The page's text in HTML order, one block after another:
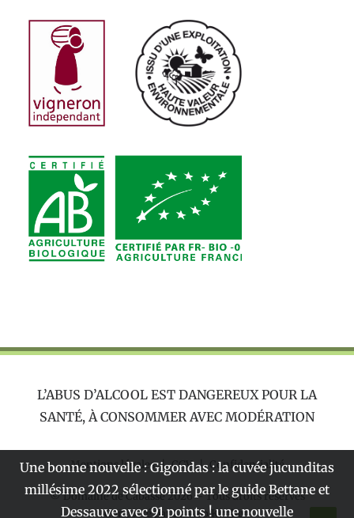
Une bonne nouvelle : Gigondas : la cuvée jucunditas
millésime 2022 sélectionné par le guide Bettane et
Dessauve avec 91 points ! une nouvelle
L’ABUS D’ALCOOL EST DANGEREUX POUR LA
SANTÉ, À CONSOMMER AVEC MODÉRATION
Mentions légales | CGV | Confidentialité
© Domaine de Cabasse2026 – Tous droits réservés
Concocté parLa Web Kitchen